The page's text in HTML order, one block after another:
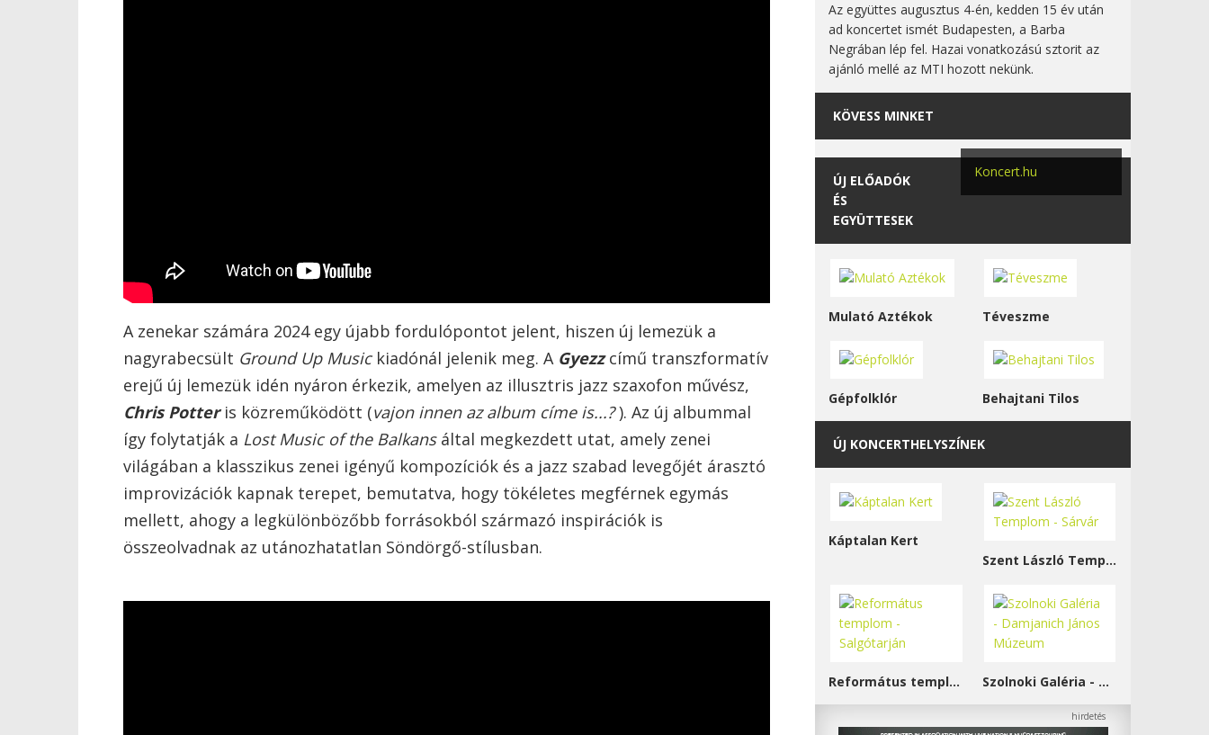
A zenekar számára 2024 egy újabb fordulópontot jelent, hiszen új lemezük a
nagyrabecsült Ground Up Musickiadónál jelenik meg. A Gyezz című transzformatív
erejű új lemezük idén nyáron érkezik, amelyen az illusztris jazz szaxofon művész,
Chris Potteris közreműködött (vajon innen az album címe is...?). Az új albummal
így folytatják a Lost Music of the Balkansáltal megkezdett utat, amely zenei
világában a klasszikus zenei igényű kompozíciók és a jazz szabad levegőjét árasztó
improvizációk kapnak terepet, bemutatva, hogy tökéletes megférnek egymás
mellett, ahogy a legkülönbözőbb forrásokból származó inspirációk is
összeolvadnak az utánozhatatlan Söndörgő-stílusban.
Az együttes augusztus 4-én, kedden 15 év után
ad koncertet ismét Budapesten, a Barba
Negrában lép fel. Hazai vonatkozású sztorit az
ajánló mellé az MTI hozott nekünk.
KÖVESS MINKET
Koncert.hu
ÚJ ELŐADÓK
ÉS
EGYÜTTESEK
Mulató Aztékok Téveszme
Gépfolklór Behajtani Tilos
ÚJ KONCERTHELYSZÍNEK
Káptalan Kert
Szent László Templom - Sárvár
Református templom - Salgótarján Szolnoki Galéria - Damjanich János Múzeum